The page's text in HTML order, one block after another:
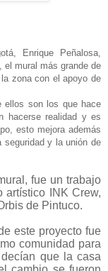
Enrique Peñalosa,
el mural más grande de
zona con el apoyo de
ellos son los que hace
hacerse realidad y es
esto mejora además
y la unión de
fue un trabajo
artístico INK Crew,
de Pintuco.
este proyecto fue
comunidad para
que la casa